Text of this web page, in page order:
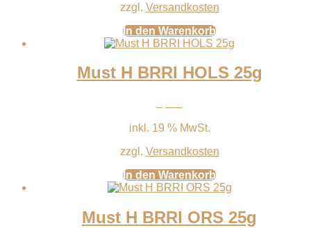
zzgl. Versandkosten
In den Warenkorb
Must H BRRI HOLS 25g
inkl. 19 % MwSt.
zzgl. Versandkosten
In den Warenkorb
Must H BRRI ORS 25g